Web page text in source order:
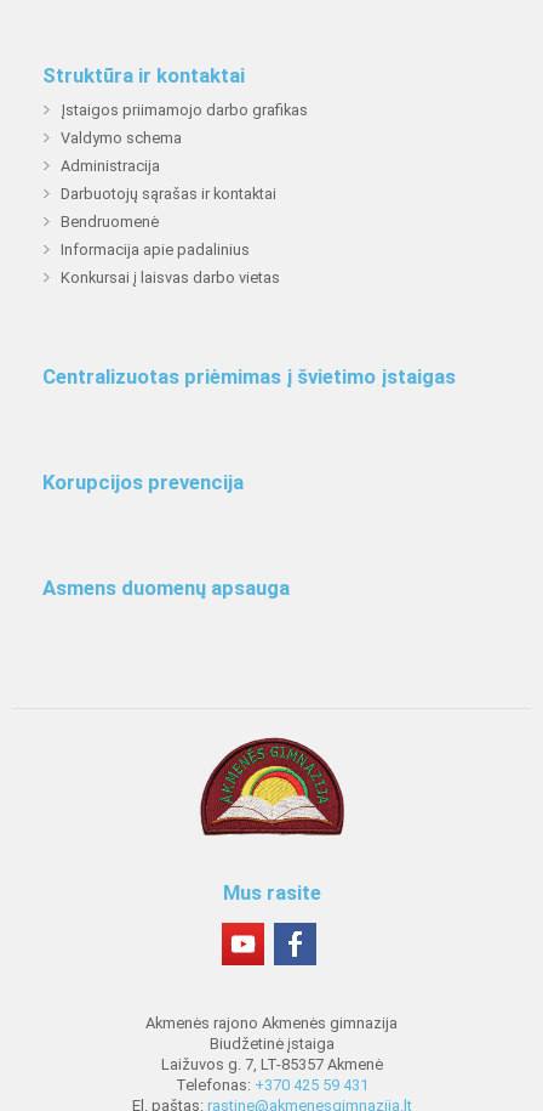
Struktūra ir kontaktai
Įstaigos priimamojo darbo grafikas
Valdymo schema
Administracija
Darbuotojų sąrašas ir kontaktai
Bendruomenė
Informacija apie padalinius
Konkursai į laisvas darbo vietas
Centralizuotas priėmimas į švietimo įstaigas
Korupcijos prevencija
Asmens duomenų apsauga
Mus rasite
Akmenės rajono Akmenės gimnazija
Biudžetinė įstaiga
Laižuvos g. 7, LT-85357 Akmenė
Telefonas: +370 425 59 431
El. paštas: rastine@akmenesgimnazija.lt